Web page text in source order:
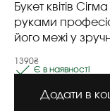
Букет квітів Сігма
руками
його межі у
1390₴
Є в наявності
Додати в